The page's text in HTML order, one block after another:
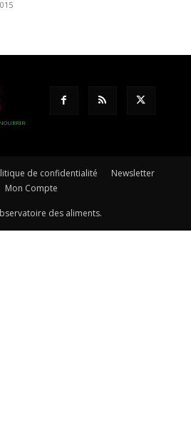
de confidentialité
Newsletter
Mon Compte
des aliments.